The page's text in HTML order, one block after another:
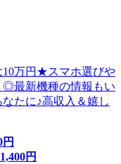
10万円★スマホ選びや
◎最新機種の情報もい
たに♪高収入＆嬉し
円
1,400円